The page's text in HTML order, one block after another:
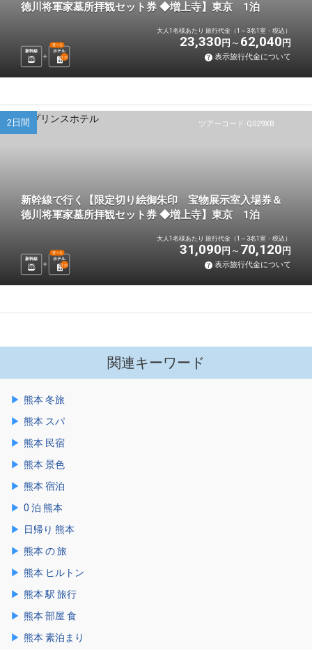
徳川将軍家墓所拝観セット券 ◆増上寺】東京 1泊
新幹線 ホテル
選べる
1 泊
大人1名様あたり 旅行代金（1～3名1室・税込）
23,330 円 62,040 円
表示旅行代金について
ツアーコード Q029XB
2日間
新幹線で行く【限定切り絵御朱印 宝物展示室入場券＆
徳川将軍家墓所拝観セット券 ◆増上寺】東京 1泊
新幹線 ホテル
選べる
1 泊
大人1名様あたり 旅行代金（1～3名1室・税込）
31,090 円 70,120 円
表示旅行代金について
関連キーワード
熊本 冬旅
熊本 スパ
熊本 民宿
熊本 景色
熊本 宿泊
0 泊 熊本
日帰り 熊本
熊本 の 旅
熊本 ヒルトン
熊本 駅 旅行
熊本 部屋 食
熊本 素泊まり